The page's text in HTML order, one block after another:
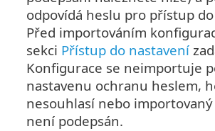
odpovídá heslu pro přístup
Před importováním
sekci Přístup do nastavení
Konfigurace se neimportuje
nastavenu ochranu heslem,
nesouhlasí nebo
není podepsán.